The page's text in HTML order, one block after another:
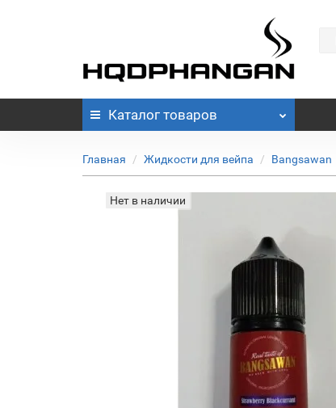
Каталог товаров
Главная Жидкости для вейпа Bangsawan
Нет в наличии